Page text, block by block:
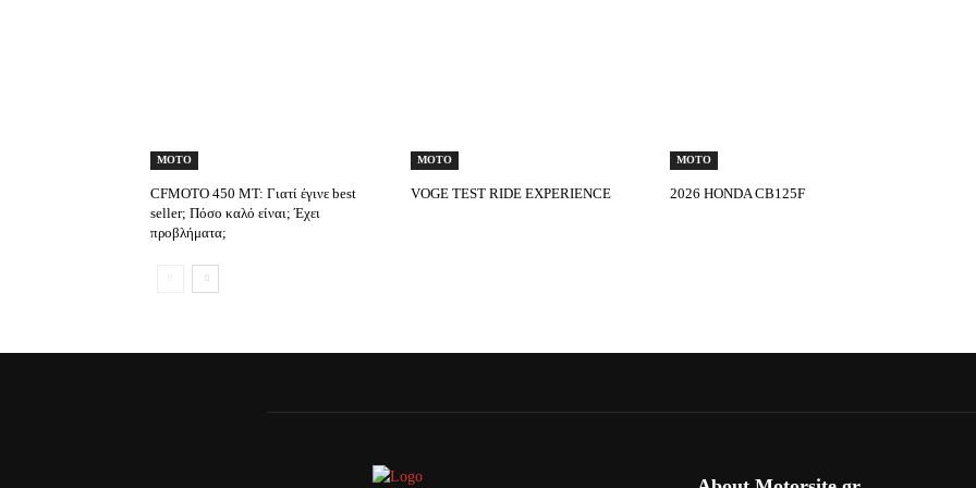
MOTO
CFMOTO 450 MT: Γιατί έγινε best
seller; Πόσο καλό είναι; Έχει
προβλήματα;
MOTO
VOGE TEST RIDE EXPERIENCE
MOTO
2026 HONDA CB125F